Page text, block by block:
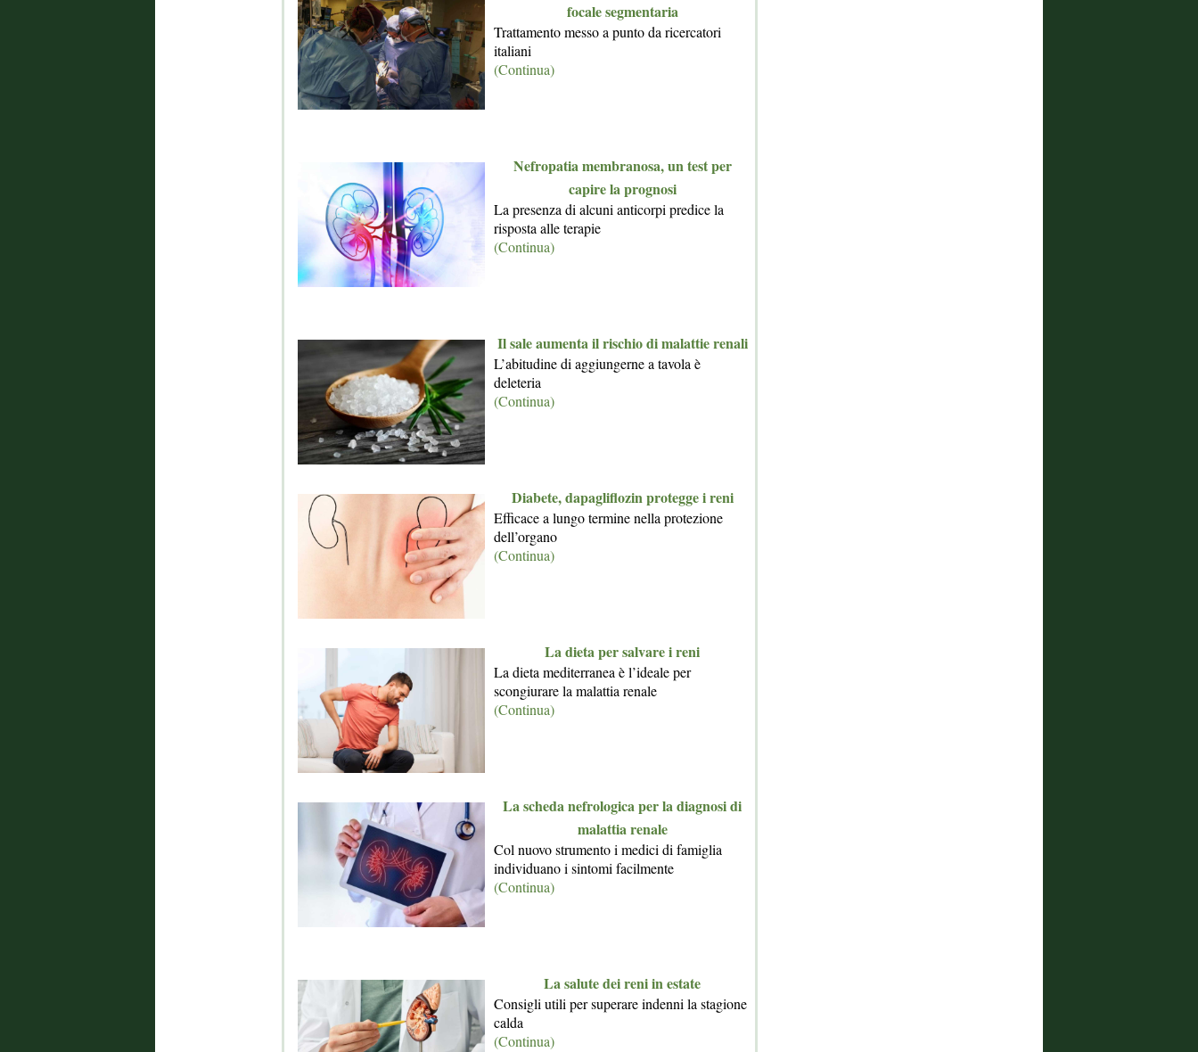
focale segmentaria
Trattamento messo a punto da ricercatori
italiani
(Continua)
Nefropatia membranosa, un test per
capire la prognosi
La presenza di alcuni anticorpi predice la
risposta alle terapie
(Continua)
Il sale aumenta il rischio di malattie renali
L’abitudine di aggiungerne a tavola è
deleteria
(Continua)
Diabete, dapagliflozin protegge i reni
Efficace a lungo termine nella protezione
dell’organo
(Continua)
La dieta per salvare i reni
La dieta mediterranea è l’ideale per
scongiurare la malattia renale
(Continua)
La scheda nefrologica per la diagnosi di
malattia renale
Col nuovo strumento i medici di famiglia
individuano i sintomi facilmente
(Continua)
La salute dei reni in estate
Consigli utili per superare indenni la stagione
calda
(Continua)